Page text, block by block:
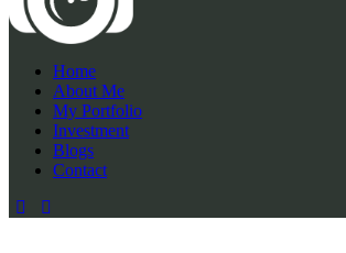
Home
About Me
My Portfolio
Investment
Blogs
Contact